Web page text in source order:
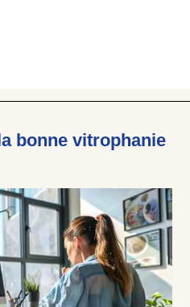
bonne vitrophanie